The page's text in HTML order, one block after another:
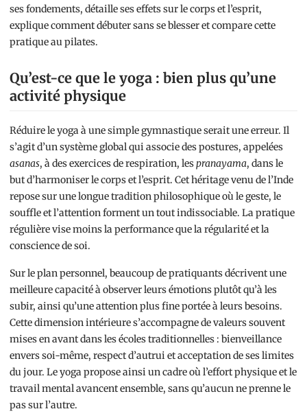
ses fondements, détaille ses effets sur le corps et l’esprit,
explique comment débuter sans se blesser et compare cette
pratique au pilates.
Qu’est-ce que le yoga : bien plus qu’une
activité physique
Réduire le yoga à une simple gymnastique serait une erreur. Il
s’agit d’un système global qui associe des postures, appelées
asanas, à des exercices de respiration, lespranayama, dans le
but d’harmoniser le corps et l’esprit. Cet héritage venu de l’Inde
repose sur une longue tradition philosophique où le geste, le
souffle et l’attention forment un tout indissociable. La pratique
régulière vise moins la performance que la régularité et la
conscience de soi.
Sur le plan personnel, beaucoup de pratiquants décrivent une
meilleure capacité à observer leurs émotions plutôt qu’à les
subir, ainsi qu’une attention plus fine portée à leurs besoins.
Cette dimension intérieure s’accompagne de valeurs souvent
mises en avant dans les écoles traditionnelles : bienveillance
envers soi-même, respect d’autrui et acceptation de ses limites
du jour. Le yoga propose ainsi un cadre où l’effort physique et le
travail mental avancent ensemble, sans qu’aucun ne prenne le
pas sur l’autre.